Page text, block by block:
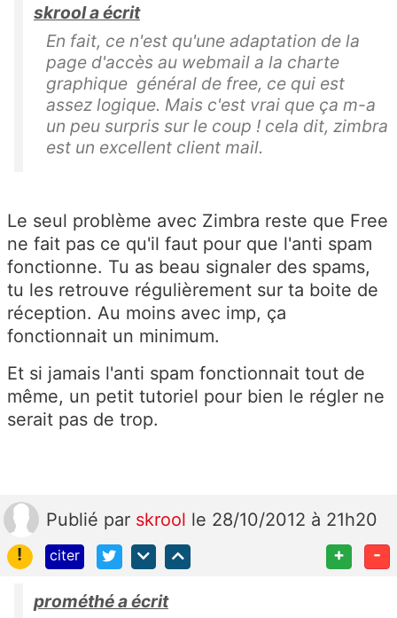
skrool a écrit
En fait, ce n'est qu'une adaptation de la
page d'accès au webmail a la charte
graphique général de free, ce qui est
assez logique. Mais c'est vrai que ça m-a
un peu surpris sur le coup ! cela dit, zimbra
est un excellent client mail.
Le seul problème avec Zimbra reste que Free
ne fait pas ce qu'il faut pour que l'anti spam
fonctionne. Tu as beau signaler des spams,
tu les retrouve régulièrement sur ta boite de
réception. Au moins avec imp, ça
fonctionnait un minimum.
Et si jamais l'anti spam fonctionnait tout de
même, un petit tutoriel pour bien le régler ne
serait pas de trop.
Publié par skrool le 28/10/2012 à 21h20
!
citer + -
prométhé a écrit